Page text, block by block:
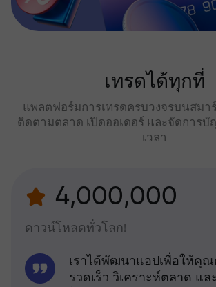
เทรดได้ทุกที่
แพลตฟอร์มการเทรดครบวงจรบนสม
ติดตามตลาด เปิดออเดอร์ และจัดการ
เวลา
4,000,000
ดาวน์โหลดทั่วโลก!
เราได้พัฒนาแอปเพื่อให้คุ
รวดเร็ว วิเคราะห์ตลาด แ